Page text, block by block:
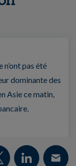
n’ont pas été
dominante des
Asie ce matin,